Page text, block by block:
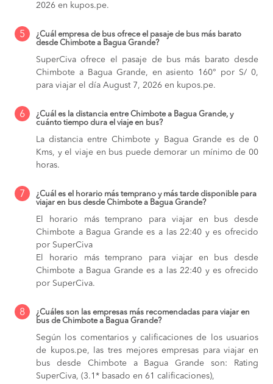
2026 en kupos.pe.
5
¿Cuál empresa de bus ofrece el pasaje de bus más barato
desde Chimbote a Bagua Grande?
SuperCiva ofrece el pasaje de bus más barato desde
Chimbote a Bagua Grande, en asiento 160° por S/ 0,
para viajar el día August 7, 2026 en kupos.pe.
6
¿Cuál es la distancia entre Chimbote a Bagua Grande, y
cuánto tiempo dura el viaje en bus?
La distancia entre Chimbote y Bagua Grande es de 0
Kms, y el viaje en bus puede demorar un mínimo de 00
horas.
7
¿Cuál es el horario más temprano y más tarde disponible para
viajar en bus desde Chimbote a Bagua Grande?
El horario más temprano para viajar en bus desde
Chimbote a Bagua Grande es a las 22:40 y es ofrecido
por SuperCiva
El horario más temprano para viajar en bus desde
Chimbote a Bagua Grande es a las 22:40 y es ofrecido
por SuperCiva.
8
¿Cuáles son las empresas más recomendadas para viajar en
bus de Chimbote a Bagua Grande?
Según los comentarios y calificaciones de los usuarios
de kupos.pe, las tres mejores empresas para viajar en
bus desde Chimbote a Bagua Grande son: Rating
SuperCiva, (3.1* basado en 61 calificaciones),